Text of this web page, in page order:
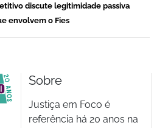
discute legitimidade passiva
envolvem o Fies
Sobre
Justiça em Foco é
referência há 20 anos na